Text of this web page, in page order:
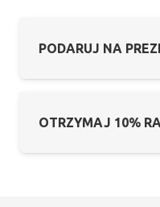
PODARUJ NA
OTRZYMAJ 10%